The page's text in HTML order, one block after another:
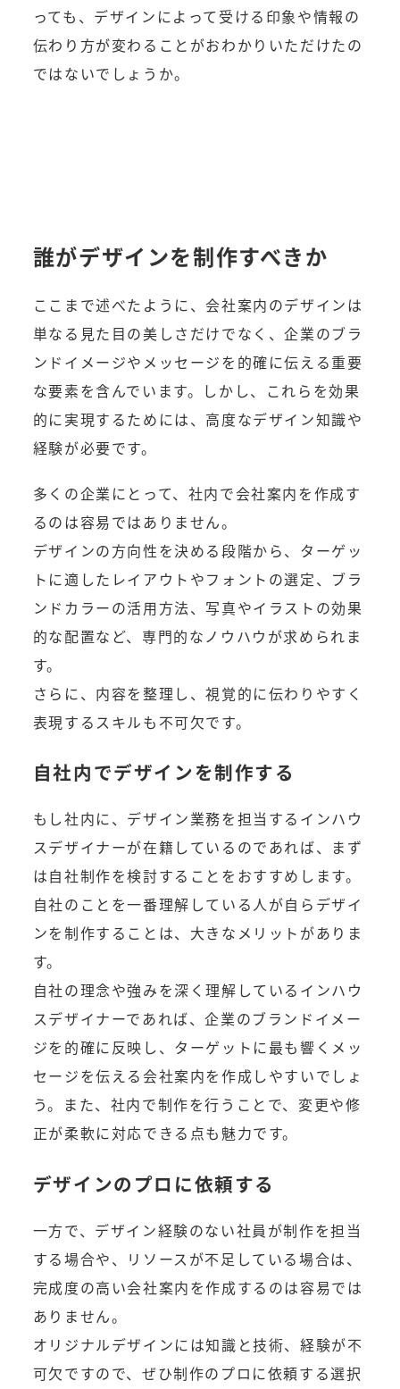
っても、デザインによって受ける印象や情報の
伝わり方が変わることがおわかりいただけたの
ではないでしょうか。
誰がデザインを制作すべきか
ここまで述べたように、会社案内のデザインは
単なる見た目の美しさだけでなく、企業のブラ
ンドイメージやメッセージを的確に伝える重要
な要素を含んでいます。しかし、これらを効果
的に実現するためには、高度なデザイン知識や
経験が必要です。
多くの企業にとって、社内で会社案内を作成す
るのは容易ではありません。
デザインの方向性を決める段階から、ターゲッ
トに適したレイアウトやフォントの選定、ブラ
ンドカラーの活用方法、写真やイラストの効果
的な配置など、専門的なノウハウが求められま
す。
さらに、内容を整理し、視覚的に伝わりやすく
表現するスキルも不可欠です。
自社内でデザインを制作する
もし社内に、デザイン業務を担当するインハウ
スデザイナーが在籍しているのであれば、まず
は自社制作を検討することをおすすめします。
自社のことを一番理解している人が自らデザイ
ンを制作することは、大きなメリットがありま
す。
自社の理念や強みを深く理解しているインハウ
スデザイナーであれば、企業のブランドイメー
ジを的確に反映し、ターゲットに最も響くメッ
セージを伝える会社案内を作成しやすいでしょ
う。また、社内で制作を行うことで、変更や修
正が柔軟に対応できる点も魅力です。
デザインのプロに依頼する
一方で、デザイン経験のない社員が制作を担当
する場合や、リソースが不足している場合は、
完成度の高い会社案内を作成するのは容易では
ありません。
オリジナルデザインには知識と技術、経験が不
可欠ですので、ぜひ制作のプロに依頼する選択